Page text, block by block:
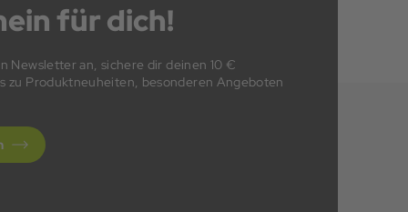
für dich!
Newsletter an, sichere dir deinen 10 €
zu Produktneuheiten, besonderen Angeboten